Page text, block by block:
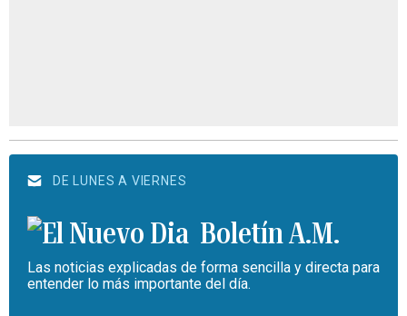
DE LUNES A VIERNES
Boletín A.M.
Las noticias explicadas de forma sencilla y directa para
entender lo más importante del día.